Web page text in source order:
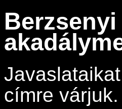
címre várjuk.